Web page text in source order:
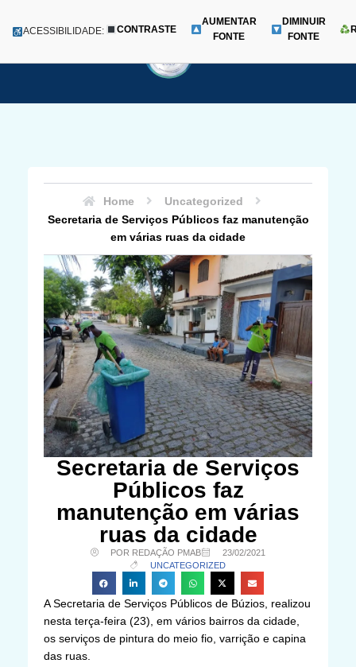
para
Menu
ACESSIBILIDADE: CONTRASTE
AUMENTAR
FONTE
DIMINUIR
FONTE
Home
Uncategorized
Secretaria de Serviços Públicos faz manutenção
em várias ruas da cidade
Secretaria de Serviços
Públicos faz
manutenção em várias
ruas da cidade
POR REDAÇÃO PMAB
23/02/2021
UNCATEGORIZED
A Secretaria de Serviços Públicos de Búzios, realizou
nesta terça-feira (23), em vários bairros da cidade,
os serviços de pintura do meio fio, varrição e capina
das ruas.